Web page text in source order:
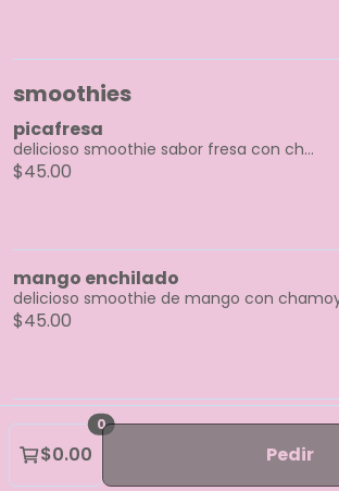
smoothies
picafresa
delicioso smoothie sabor fresa con ch...
$45.00
mango enchilado
delicioso smoothie de mango con
$45.00
0
$0.00 Pedir